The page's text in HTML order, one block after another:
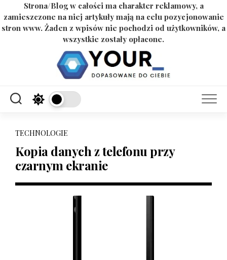
Strona/Blog w całości ma charakter reklamowy, a
zamieszczone na niej artykuły mają na celu pozycjonowanie
stron www. Żaden z wpisów nie pochodzi od użytkowników, a
wszystkie zostały opłacone.
TECHNOLOGIE
Kopia danych z telefonu przy
czarnym ekranie